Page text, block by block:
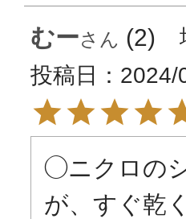
むー 2
投稿日
2024/
◯ニクロの
が、すぐ乾